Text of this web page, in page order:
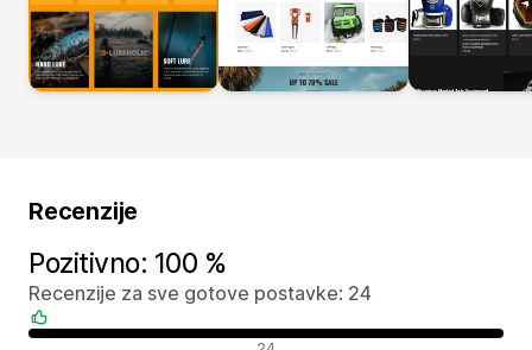
Recenzije
Pozitivno: 100 %
Recenzije za sve gotove postavke: 24